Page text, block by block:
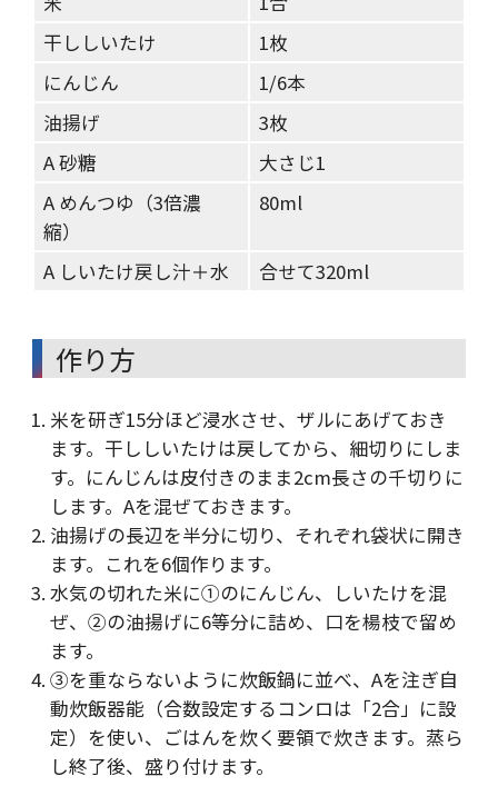
干ししいたけ
1枚
にんじん
1/6本
油揚げ
3枚
A 砂糖
大さじ1
A めんつゆ（3倍濃
縮）
80ml
A しいたけ戻し汁＋水 合せて320ml
作り方
米を研ぎ15分ほど浸水させ、ザルにあげておき
ます。干ししいたけは戻してから、細切りにしま
す。にんじんは皮付きのまま2cm長さの千切りに
します。Aを混ぜておきます。
油揚げの長辺を半分に切り、それぞれ袋状に開き
ます。これを6個作ります。
水気の切れた米に①のにんじん、しいたけを混
ぜ、➁の油揚げに6等分に詰め、口を楊枝で留め
ます。
③を重ならないように炊飯鍋に並べ、Aを注ぎ自
動炊飯器能（合数設定するコンロは「2合」に設
定）を使い、ごはんを炊く要領で炊きます。蒸ら
し終了後、盛り付けます。